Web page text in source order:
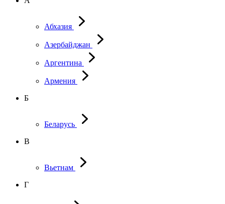
Абхазия
Азербайджан
Аргентина
Армения
Б
Беларусь
В
Вьетнам
Г